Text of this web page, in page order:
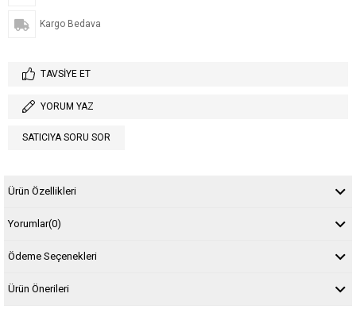
Kargo Bedava
TAVSIYE ET
YORUM YAZ
SATICIYA SORU SOR
Ürün Özellikleri
Yorumlar(0)
Ödeme Seçenekleri
Ürün Önerileri